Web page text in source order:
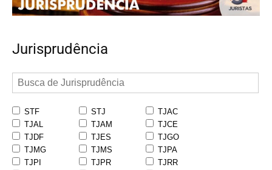
Jurisprudência
STF STJ
TJAC
TJAL
TJAM
TJCE
TJDF
TJES
TJGO
TJMG
TJMS
TJPA
TJPI
TJPR
TJRR